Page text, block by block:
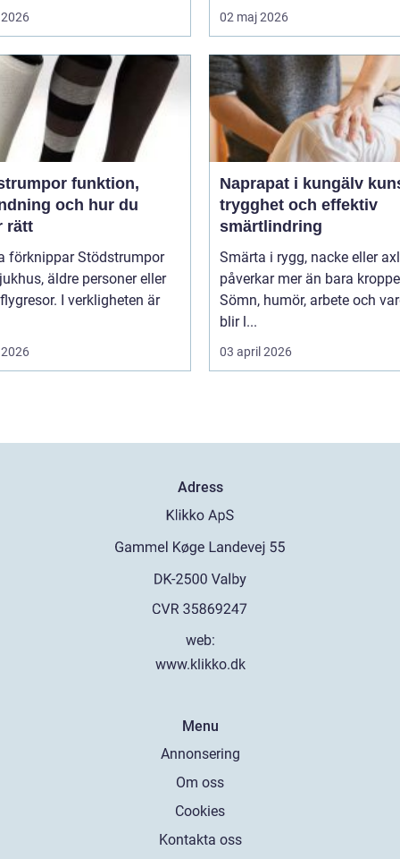
02 maj 2026
funktion,
och hur du
rätt
förknippar Stödstrumpor
äldre personer eller
I verkligheten är
Naprapat i kungälv kunskap,
trygghet och effektiv
smärtlindring
Smärta i rygg, nacke eller
påverkar mer än bara
Sömn, humör, arbete och
blir l...
03 april 2026
Adress
web:
www.klikko.dk
Menu
Annonsering
Om oss
Cookies
Kontakta oss